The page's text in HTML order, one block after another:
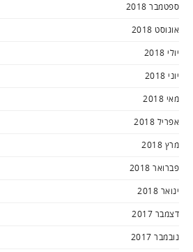
ספטמבר 2018
אוגוסט 2018
יולי 2018
יוני 2018
מאי 2018
אפריל 2018
מרץ 2018
פברואר 2018
ינואר 2018
דצמבר 2017
נובמבר 2017